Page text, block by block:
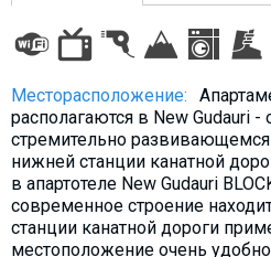
Месторасположение:
располагаются в New Gudauri
стремительно развивающемся
нижней станции канатной
в апартотеле New Gudauri
современное строение
станции канатной дороги
местоположение очень